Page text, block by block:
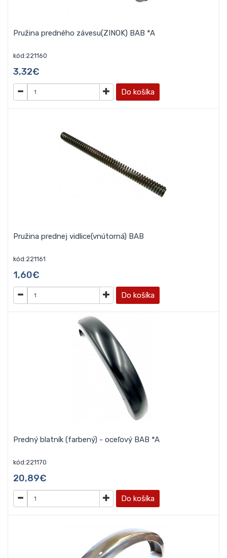
Pružina predného závesu(ZINOK) BAB *A
kód:221160
3,32€
Do košíka
Pružina prednej vidlice(vnútorná) BAB
kód:221161
1,60€
Do košíka
Predný blatník (farbený) - oceľový BAB *A
kód:221170
20,89€
Do košíka